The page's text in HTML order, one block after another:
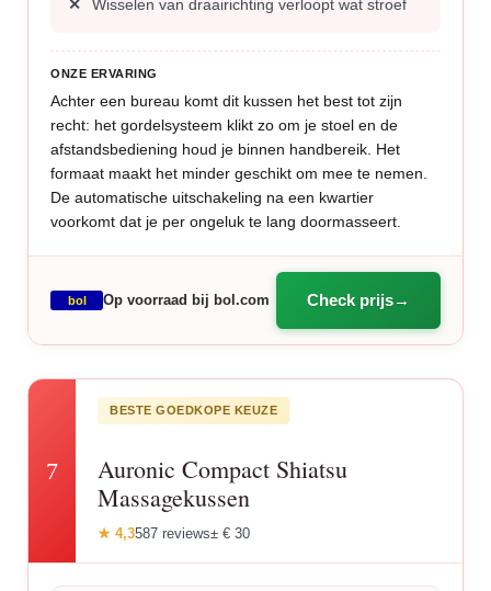
Wisselen van draairichting verloopt wat stroef
ONZE ERVARING
Achter een bureau komt dit kussen het best tot zijn
recht: het gordelsysteem klikt zo om je stoel en de
afstandsbediening houd je binnen handbereik. Het
formaat maakt het minder geschikt om mee te nemen.
De automatische uitschakeling na een kwartier
voorkomt dat je per ongeluk te lang doormasseert.
bol Op voorraad bij bol.com Check prijs
7
BESTE GOEDKOPE KEUZE
Auronic Compact Shiatsu
Massagekussen
★ 4,3587 reviews± € 30